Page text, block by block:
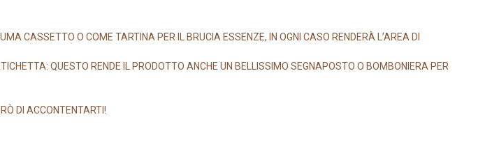
CASSETTO O COME TARTINA PER IL BRUCIA ESSENZE, IN OGNI CASO RENDERÀ L’AREA DI
QUESTO RENDE IL PRODOTTO ANCHE UN BELLISSIMO SEGNAPOSTO O BOMBONIERA PER
DI ACCONTENTARTI!